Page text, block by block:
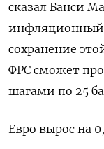
сказал Банси
инфляционный
сохранение
ФРС сможет
шагами по 25
Евро вырос на